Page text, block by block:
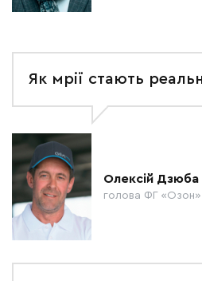
Як мрії стають
Олексій Дзюба
голова ФГ «Озон»